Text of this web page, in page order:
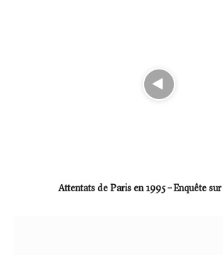
Attentats de Paris en 1995 – Enquête